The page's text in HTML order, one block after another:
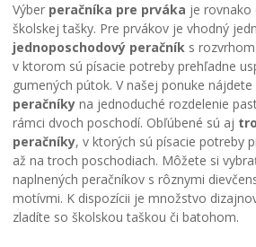
Výber peračníka pre prváka je rovnako
školskej tašky. Pre prvákov je vhodný
jednoposchodový peračník s
v ktorom sú písacie potreby prehľadne
gumených pútok. V našej ponuke nájdete
peračníky na jednoduché rozdelenie
rámci dvoch poschodí. Obľúbené sú aj
peračníky, v ktorých sú písacie potreby
až na troch poschodiach. Môžete si
naplnených peračníkov s rôznymi
motívmi. K dispozícii je množstvo
zladíte so školskou taškou či batohom.